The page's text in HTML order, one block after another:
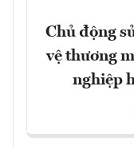
Chủ động
vệ thương
nghiệp